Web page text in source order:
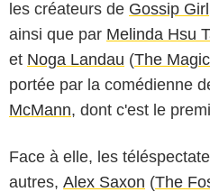
les créateurs de Gossip Girl
ainsi que par Melinda Hsu
et Noga Landau (The
portée par la comédienne
McMann, dont c'est le
Face à elle, les
autres, Alex Saxon (The